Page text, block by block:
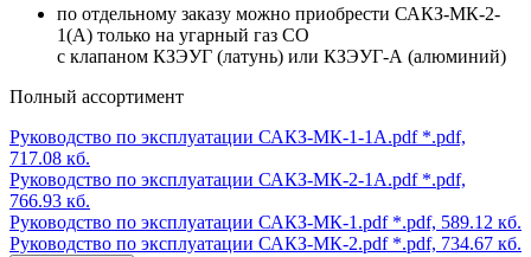
по отдельному заказу можно приобрести САКЗ-МК-2-
1(А) только на угарный газ СО
с клапаном КЗЭУГ (латунь) или КЗЭУГ-А (алюминий)
Полный ассортимент
Руководство по эксплуатации САКЗ-МК-1-1А.pdf*.pdf,
717.08 кб.
Руководство по эксплуатации САКЗ-МК-2-1А.pdf*.pdf,
766.93 кб.
Руководство по эксплуатации САКЗ-МК-1.pdf*.pdf, 589.12 кб.
Руководство по эксплуатации САКЗ-МК-2.pdf*.pdf, 734.67 кб.